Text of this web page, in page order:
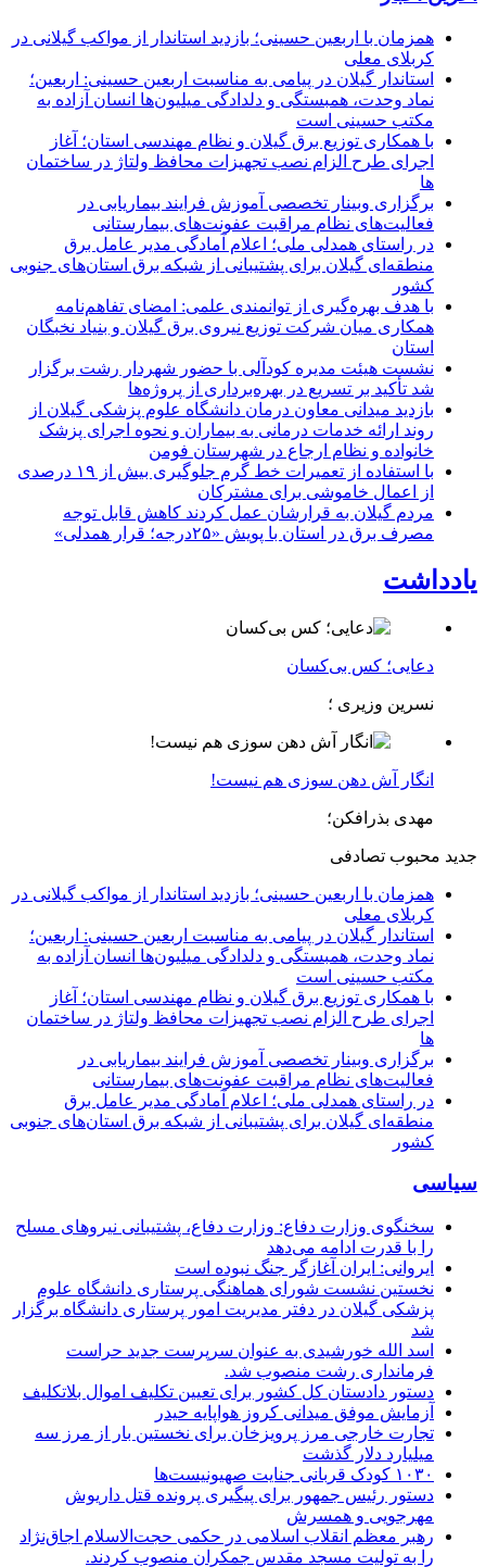
همزمان با اربعین حسینی؛ بازدید استاندار از مواکب گیلانی در
کربلای معلی
استاندار گیلان در پیامی به مناسبت اربعین حسینی: اربعین؛
نماد وحدت، همبستگی و دلدادگی میلیون‌ها انسان آزاده به
مکتب حسینی است
با همکاری توزیع برق گیلان و نظام مهندسی استان؛ آغاز
اجرای طرح الزام نصب تجهیزات محافظ ولتاژ در ساختمان
ها
برگزاری وبینار تخصصی آموزش فرایند بیماریابی در
فعالیت‌های نظام مراقبت عفونت‌های بیمارستانی
در راستای همدلی ملی؛ اعلام آمادگی مدیر عامل برق
منطقه‌ای گیلان برای پشتیبانی از شبكه برق استان‌های جنوبی
كشور
با هدف بهره‌گیری از توانمندی علمی: امضای تفاهم‌نامه
همكاری میان شركت توزیع نیروی برق گیلان و بنیاد نخبگان
استان
نشست هیئت مدیره کودآلی با حضور شهردار رشت برگزار
شد تأکید بر تسریع در بهره‌برداری از پروژه‌ها
بازدید میدانی معاون درمان دانشگاه علوم پزشکی گیلان از
روند ارائه خدمات درمانی به بیماران و نحوه اجرای پزشک
خانواده و نظام ارجاع در شهرستان فومن
با استفاده از تعمیرات خط گرم جلوگیری بیش از ۱۹ درصدی
از اعمال خاموشی برای مشتركان
مردم گیلان به قرارشان عمل کردند كاهش قابل توجه
مصرف برق در استان با پویش «۲۵درجه؛ قرار همدلی»
یادداشت
دعایی؛ کس بی‌کسان
نسرین وزیری ؛
انگار آش دهن سوزی هم نیست!
مهدی بذرافکن؛
جدید محبوب تصادفی
همزمان با اربعین حسینی؛ بازدید استاندار از مواکب گیلانی در
کربلای معلی
استاندار گیلان در پیامی به مناسبت اربعین حسینی: اربعین؛
نماد وحدت، همبستگی و دلدادگی میلیون‌ها انسان آزاده به
مکتب حسینی است
با همکاری توزیع برق گیلان و نظام مهندسی استان؛ آغاز
اجرای طرح الزام نصب تجهیزات محافظ ولتاژ در ساختمان
ها
برگزاری وبینار تخصصی آموزش فرایند بیماریابی در
فعالیت‌های نظام مراقبت عفونت‌های بیمارستانی
در راستای همدلی ملی؛ اعلام آمادگی مدیر عامل برق
منطقه‌ای گیلان برای پشتیبانی از شبكه برق استان‌های جنوبی
كشور
سیاسی
سخنگوی وزارت دفاع: وزارت دفاع، پشتیبانی نیرو‌های مسلح
را با قدرت ادامه می‌دهد
ایروانی: ایران آغازگر جنگ نبوده است
نخستین نشست شورای هماهنگی پرستاری دانشگاه علوم
پزشکی گیلان در دفتر مدیریت امور پرستاری دانشگاه برگزار
شد
اسد الله خورشیدی به عنوان سرپرست جدید حراست
فرمانداری رشت منصوب شد.
دستور دادستان کل کشور برای تعیین تکلیف اموال بلاتکلیف
آزمایش موفق میدانی کروز هواپایه حیدر
تجارت خارجی مرز پرویزخان برای نخستین بار از مرز سه
میلیارد دلار گذشت
۱۰۳۰ کودک قربانی جنایت صهیونیست‌ها
دستور رئیس جمهور برای پیگیری پرونده قتل داریوش
مهرجویی و همسرش
رهبر معظم انقلاب اسلامی در حکمی حجت‌الاسلام اجاق‌نژاد
را به تولیت مسجد مقدس جمکران منصوب کردند.